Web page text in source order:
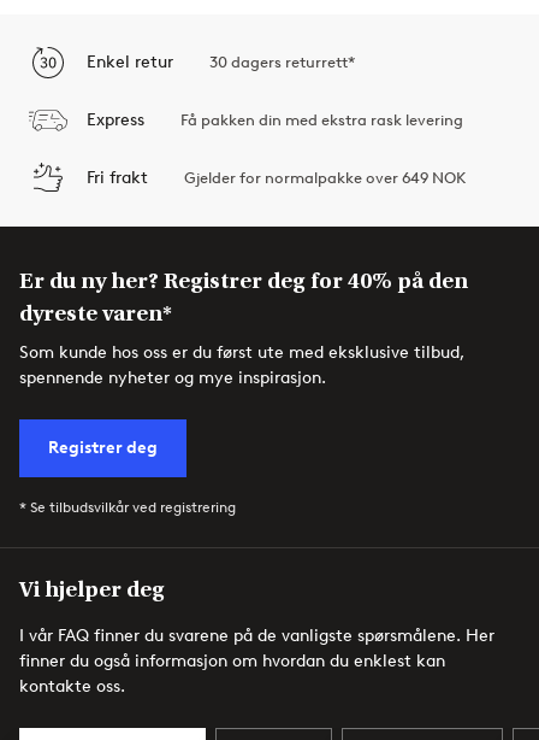
Enkel retur 30 dagers returrett*
Express Få pakken din med ekstra rask levering
Fri frakt Gjelder for normalpakke over 649 NOK
Er du ny her? Registrer deg for 40% på den
dyreste varen*
Som kunde hos oss er du først ute med eksklusive tilbud,
spennende nyheter og mye inspirasjon.
Registrer deg
* Se tilbudsvilkår ved registrering
Vi hjelper deg
I vår FAQ finner du svarene på de vanligste spørsmålene. Her
finner du også informasjon om hvordan du enklest kan
kontakte oss.